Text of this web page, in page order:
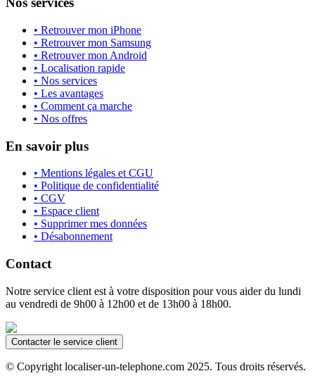
• Retrouver mon iPhone
• Retrouver mon Samsung
• Retrouver mon Android
• Localisation rapide
• Nos services
• Les avantages
• Comment ça marche
• Nos offres
En savoir plus
• Mentions légales et CGU
• Politique de confidentialité
• CGV
• Espace client
• Supprimer mes données
• Désabonnement
Contact
Notre service client est à votre disposition pour vous aider du lundi
au vendredi de 9h00 à 12h00 et de 13h00 à 18h00.
Contacter le service client
© Copyright localiser-un-telephone.com 2025. Tous droits réservés.